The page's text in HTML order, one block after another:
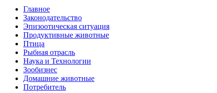
Главное
Законодательство
Эпизоотическая ситуация
Продуктивные животные
Птица
Рыбная отрасль
Наука и Технологии
Зообизнес
Домашние животные
Потребитель